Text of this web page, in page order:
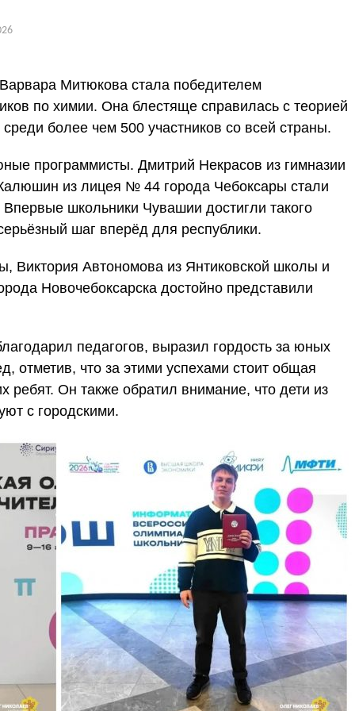
Митюкова стала победителем
по химии. Она блестяще справилась с теорией
более чем 500 участников со всей страны.
программисты. Дмитрий Некрасов из гимназии
из лицея № 44 города Чебоксары стали
школьники Чувашии достигли такого
шаг вперёд для республики.
Виктория Автономова из Янтиковской школы и
Новочебоксарска достойно представили
педагогов, выразил гордость за юных
отметив, что за этими успехами стоит общая
ребят. Он также обратил внимание, что дети из
с городскими.